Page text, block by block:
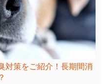
対策をご紹介！長期間消